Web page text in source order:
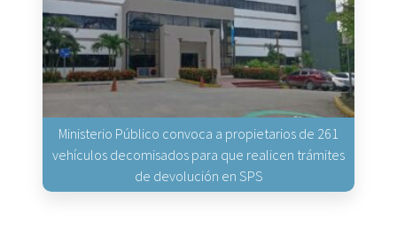
Ministerio Público convoca a propietarios de 261
vehículos decomisados para que realicen trámites
de devolución en SPS